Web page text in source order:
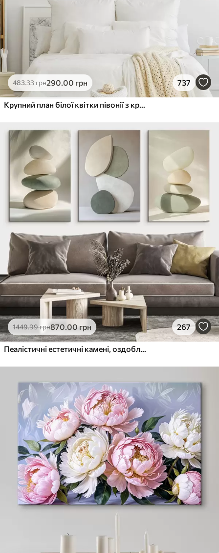
483.33грн290.00 грн 737
Крупний план білої квітки півонії з крапельками води на пелюстках на розмитому фоні
1449.99грн870.00 грн 267
Пеалістичні естетичні камені, оздоблення будинку, природне освітлення